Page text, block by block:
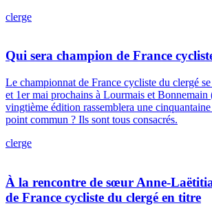
clerge
Qui sera champion de France
Le championnat de France cycliste du clergé
et 1er mai prochains à Lourmais et
vingtième édition rassemblera une
point commun ? Ils sont tous consacrés.
clerge
À la rencontre de sœur Anne-
de France cycliste du clergé en titre